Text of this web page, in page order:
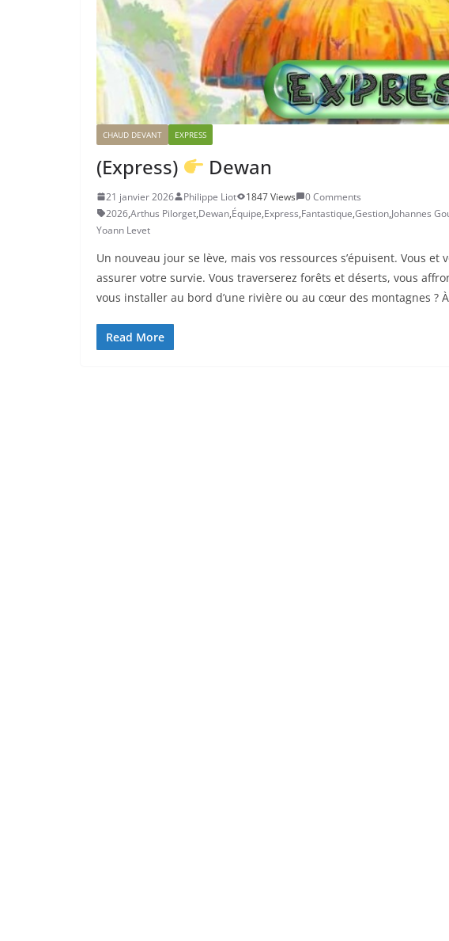
CHAUD DEVANT EXPRESS
(Express) Dewan
21 janvier 2026 Philippe Liot 1847 Views
0 Comments
2026,Arthus Pilorget,Dewan,Équipe,Express,Fantastique,Gestion,Johannes
Yoann Levet
Un nouveau jour se lève, mais vos ressources s’épuisent. Vous
assurer votre survie. Vous traverserez forêts et déserts, vous
vous installer au bord d’une rivière ou au cœur des montagnes ?
Read More